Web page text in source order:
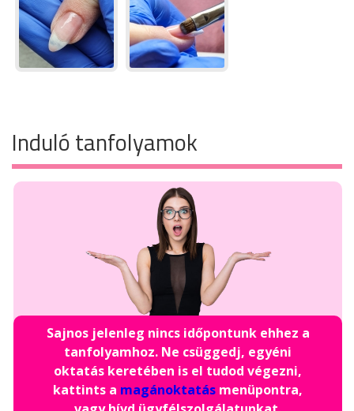
Induló tanfolyamok
Sajnos jelenleg nincs időpontunk ehhez a
tanfolyamhoz. Ne csüggedj, egyéni
oktatás keretében is el tudod végezni,
kattints a magánoktatás menüpontra,